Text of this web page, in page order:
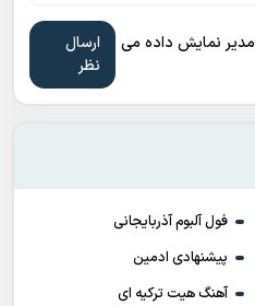
فول آلبوم آذربایجانی
پیشنهادی ادمین
آهنگ هیت ترکیه ای
مدیر نمایش داده می